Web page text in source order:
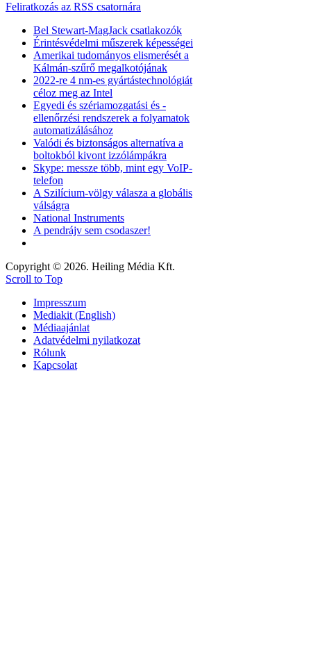
Feliratkozás az RSS csatornára
Bel Stewart-MagJack csatlakozók
Érintésvédelmi műszerek képességei
Amerikai tudományos elismerését a
Kálmán-szűrő megalkotójának
2022-re 4 nm-es gyártástechnológiát
céloz meg az Intel
Egyedi és szériamozgatási és -
ellenőrzési rendszerek a folyamatok
automatizálásához
Valódi és biztonságos alternatíva a
boltokból kivont izzólámpákra
Skype: messze több, mint egy VoIP-
telefon
A Szilícium-völgy válasza a globális
válságra
National Instruments
A pendrájv sem csodaszer!
Copyright © 2026. Heiling Média Kft.
Scroll to Top
Impresszum
Mediakit (English)
Médiaajánlat
Adatvédelmi nyilatkozat
Rólunk
Kapcsolat